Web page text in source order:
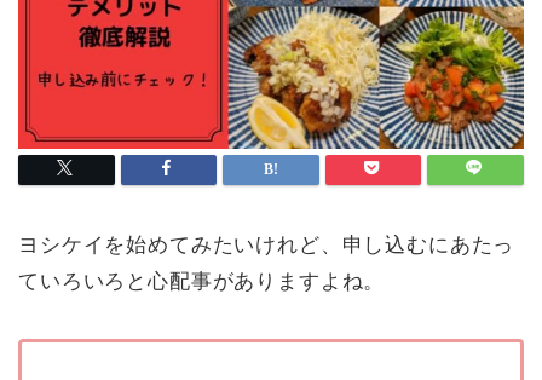
ヨシケイを始めてみたいけれど、申し込むにあたっ
ていろいろと心配事がありますよね。